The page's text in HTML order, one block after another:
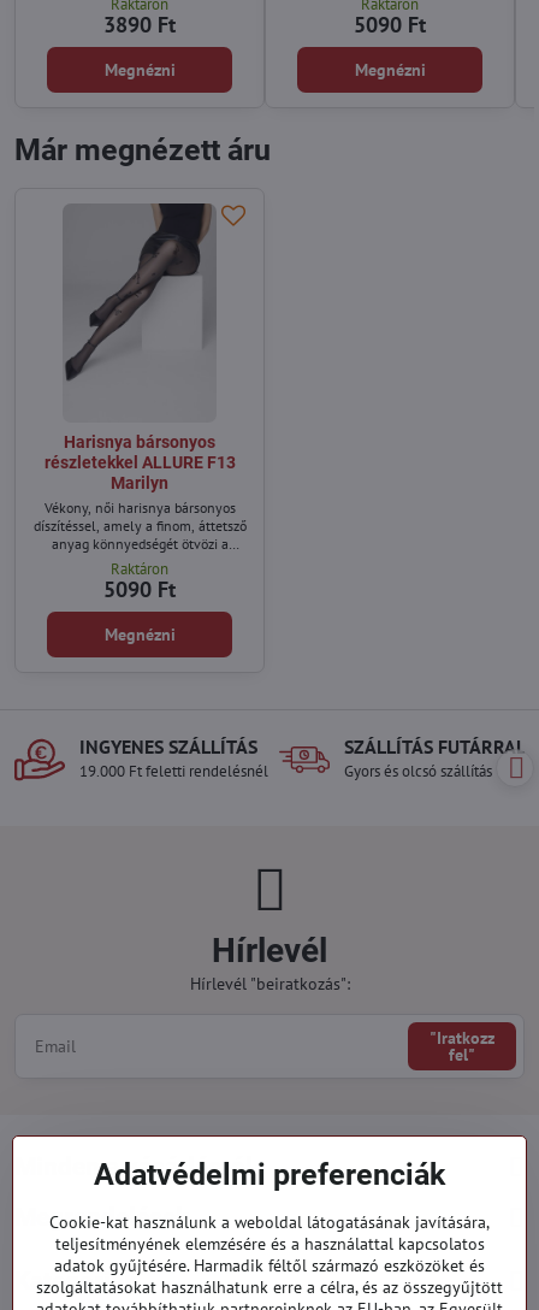
Raktáron
3890 Ft
Megnézni
Raktáron
5090 Ft
Megnézni
Már megnézett áru
Harisnya bársonyos
részletekkel ALLURE F13
Marilyn
Vékony, női harisnya bársonyos
díszítéssel, amely a finom, áttetsző
anyag könnyedségét ötvözi a
modern motívumok grafikus
stílusával.
Raktáron
5090 Ft
Megnézni
INGYENES SZÁLLÍTÁS
19.000 Ft feletti rendelésnél
SZÁLLÍTÁS FUTÁRRAL
Gyors és olcsó szállítás
Hírlevél
Hírlevél "beiratkozás":
"Iratkozz
fel"
Minden a vásárlásról
Megrendelések
Kategóriák
Adatvédelmi preferenciák
Cookie-kat használunk a weboldal látogatásának javítására,
teljesítményének elemzésére és a használattal kapcsolatos
adatok gyűjtésére. Harmadik féltől származó eszközöket és
szolgáltatásokat használhatunk erre a célra, és az összegyűjtött